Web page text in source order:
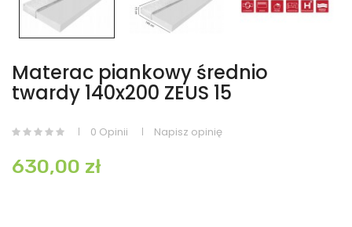
Materac piankowy średnio
twardy 140x200 ZEUS 15
0 Opinii Napisz opinię
630,00 zł